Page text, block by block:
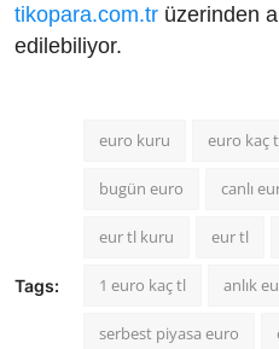
tikopara.com.tr üzerinden
edilebiliyor.
Tags:
euro kuru euro kaç
bugün euro canlı
eur tl kuru eur tl
1 euro kaç tl anlık
serbest piyasa euro